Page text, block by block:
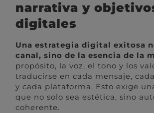
narrativa y
digitales
Una estrategia digital exitosa
canal, sino de la esencia de la
propósito, la voz, el tono y los
traducirse en cada mensaje,
y cada plataforma. Esto exige
que no solo sea estética, sino
coherente.